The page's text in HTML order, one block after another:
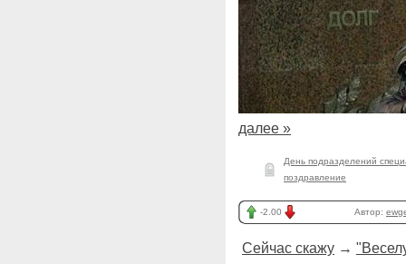
далее »
День подразделений
поздравление
-2.00 Автор:
Сейчас скажу →